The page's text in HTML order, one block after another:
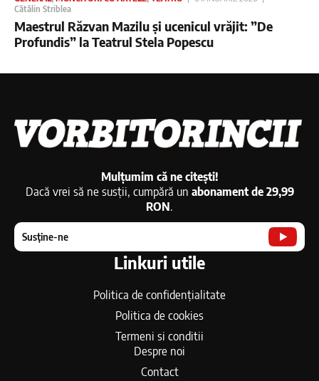
Cătălin Striblea
Maestrul Răzvan Mazilu și ucenicul vrăjit: ”De
Profundis” la Teatrul Stela Popescu
Mulțumim că ne citești!
Dacă vrei să ne susții, cumpără un abonament de 29,99
RON.
Susține-ne
Linkuri utile
Politica de confidențialitate
Politica de cookies
Termeni si conditii
Despre noi
Contact